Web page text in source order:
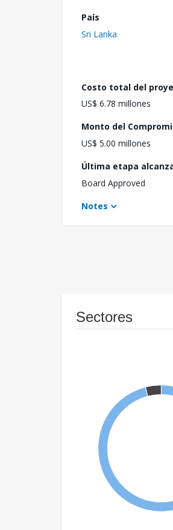
País
Sri Lanka
Costo total del
US$ 6.78 millones
Monto del
US$ 5.00 millones
Última etapa
Board Approved
Notes
Sectores